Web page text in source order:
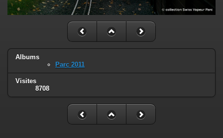
Albums
Parc 2011
Visites
8708